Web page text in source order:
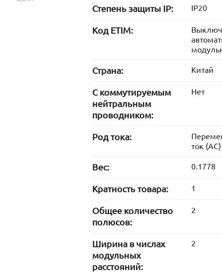
Степень защиты IP: IP20
Код ETIM:
Страна: Китай
С коммутируемым
нейтральным
проводником:
Нет
Род тока:
ток (AC)
Вес: 0.1778
Кратность товара: 1
Общее количество
полюсов:
2
Ширина в числах
модульных
расстояний:
2